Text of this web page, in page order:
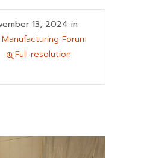
13, 2024 in
Forum
Full resolution